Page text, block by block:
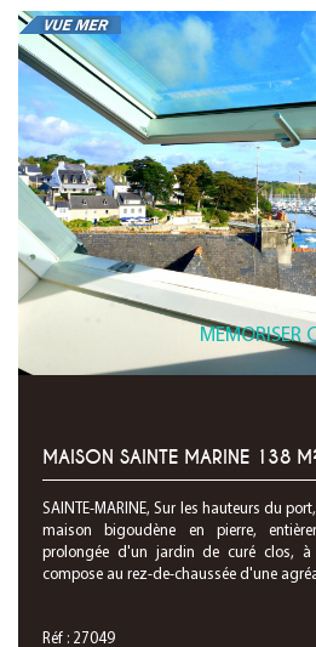
MEMORISER
MAISON SAINTE MARINE 138
SAINTE-MARINE, Sur les hauteurs du
maison bigoudène en pierre,
prolongée d'un jardin de curé clos,
compose au rez-de-chaussée d'une
Réf : 27049